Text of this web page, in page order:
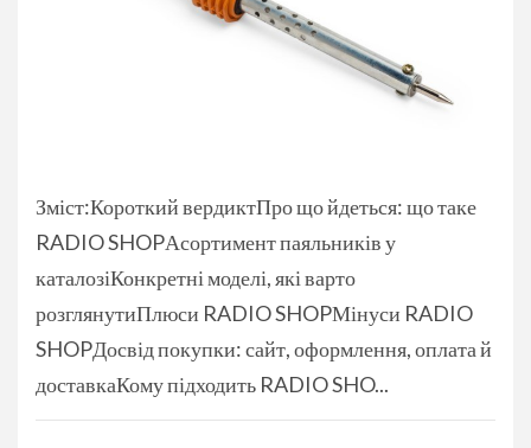
Зміст:Короткий вердиктПро що йдеться: що таке
RADIO SHOPАсортимент паяльників у
каталозіКонкретні моделі, які варто
розглянутиПлюси RADIO SHOPМінуси RADIO
SHOPДосвід покупки: сайт, оформлення, оплата й
доставкаКому підходить RADIO SHO...